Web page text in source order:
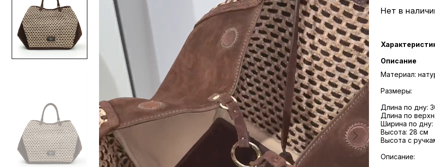
Нет в
Описание
Материал:
Размеры:
Длина по дну:
Длина по
Ширина по дну:
Высота: 28 см
Высота с
Описание: